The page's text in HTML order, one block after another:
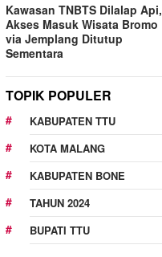
Kawasan TNBTS Dilalap Api,
Akses Masuk Wisata Bromo
via Jemplang Ditutup
Sementara
TOPIK POPULER
KABUPATEN TTU
KOTA MALANG
KABUPATEN BONE
TAHUN 2024
BUPATI TTU